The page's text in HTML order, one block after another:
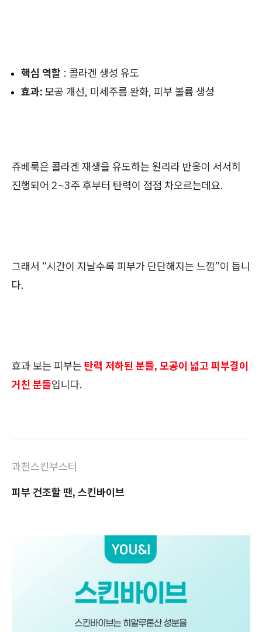
핵심 역할 : 콜라겐 생성 유도
효과: 모공 개선, 미세주름 완화, 피부 볼륨 생성
쥬베룩은 콜라겐 재생을 유도하는 원리라 반응이 서서히
진행되어 2~3주 후부터 탄력이 점점 차오르는데요.
그래서 “시간이 지날수록 피부가 단단해지는 느낌”이 듭니
다.
효과 보는 피부는 탄력 저하된 분들, 모공이 넓고 피부결이
거친 분들입니다.
과천스킨부스터
피부 건조할 땐, 스킨바이브